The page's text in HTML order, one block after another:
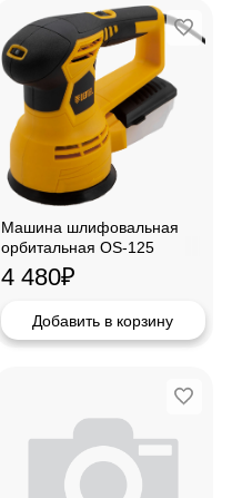
Машина шлифовальная
орбитальная OS-125
Denzel, 27601
4 480₽
Добавить в корзину